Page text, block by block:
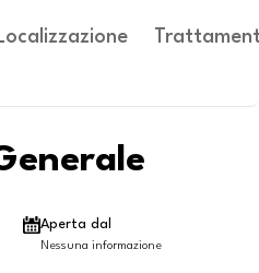
Localizzazione
Aperta dal
Nessuna informazione